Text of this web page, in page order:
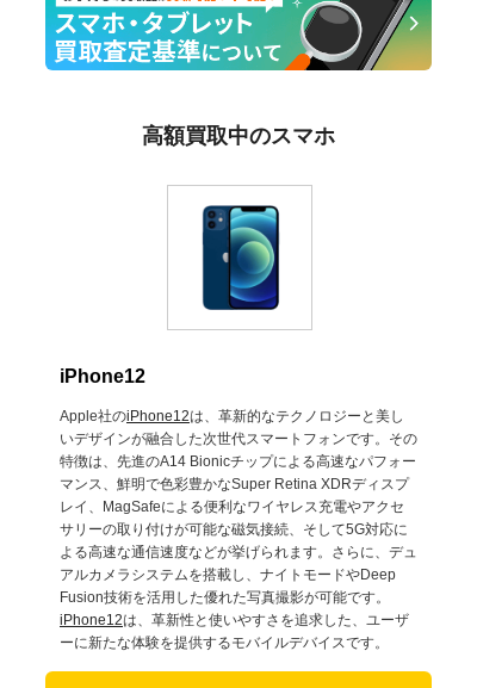
高額買取中のスマホ
iPhone12
Apple社のiPhone12は、革新的なテクノロジーと美し
いデザインが融合した次世代スマートフォンです。その
特徴は、先進のA14 Bionicチップによる高速なパフォー
マンス、鮮明で色彩豊かなSuper Retina XDRディスプ
レイ、MagSafeによる便利なワイヤレス充電やアクセ
サリーの取り付けが可能な磁気接続、そして5G対応に
よる高速な通信速度などが挙げられます。さらに、デュ
アルカメラシステムを搭載し、ナイトモードやDeep
Fusion技術を活用した優れた写真撮影が可能です。
iPhone12は、革新性と使いやすさを追求した、ユーザ
ーに新たな体験を提供するモバイルデバイスです。